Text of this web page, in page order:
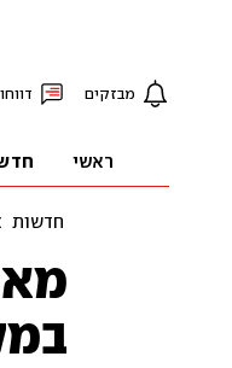
מבזקים
ראשי
חדשות